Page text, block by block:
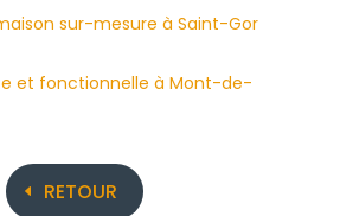
sur-mesure à Saint-Gor
et fonctionnelle à Mont-de-
RETOUR